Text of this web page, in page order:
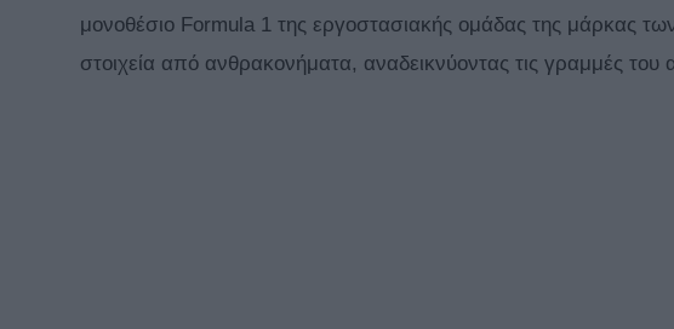
μονοθέσιο Formula 1 της εργοστασιακής ομάδας της μάρκας
στοιχεία από ανθρακονήματα, αναδεικνύοντας τις γραμμές του